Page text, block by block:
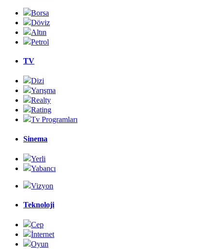
Borsa
Döviz
Altın
Petrol
TV
Dizi
Yarışma
Realty
Rating
Tv Programları
Sinema
Yerli
Yabancı
Vizyon
Teknoloji
Cep
İnternet
Oyun